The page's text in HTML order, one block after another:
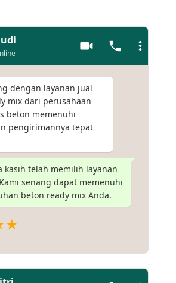
dengan layanan jual
mix dari perusahaan
beton memenuhi
pengirimannya tepat
kasih telah memilih layanan
senang dapat memenuhi
beton ready mix Anda.